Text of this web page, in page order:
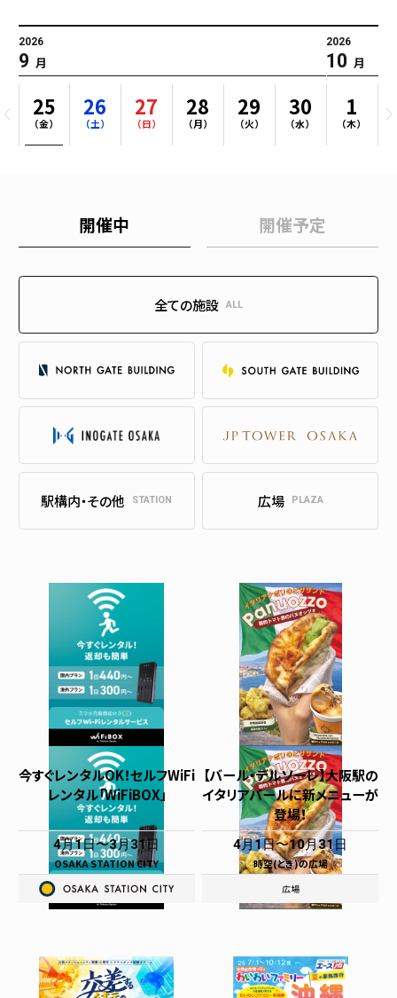
2026
9 月
25
（金）
26
（土）
27
（日）
28
（月）
29
（火）
30
（水）
2026
10 月
1
（木）
開催中 開催予定
全ての施設 ALL
駅構内・その他 STATION 広場 PLAZA
今すぐレンタルOK！セルフWiFi
レンタル「WiFiBOX」
4月1日 3月31日
OSAKA STATION CITY
【バール・デルソーレ】大阪駅の
イタリアバールに新メニューが
登場！
4月1日 10月31日
時空(とき)の広場